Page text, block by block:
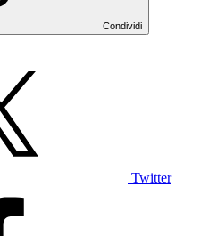
Condividi
Twitter